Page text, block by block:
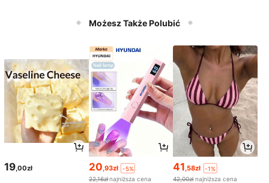
Możesz Także Polubić
19 ,00zł 20 ,93zł
-5%
22,16złnajniższa cena
41 ,58zł
-1%
42,00zł najniższa cena